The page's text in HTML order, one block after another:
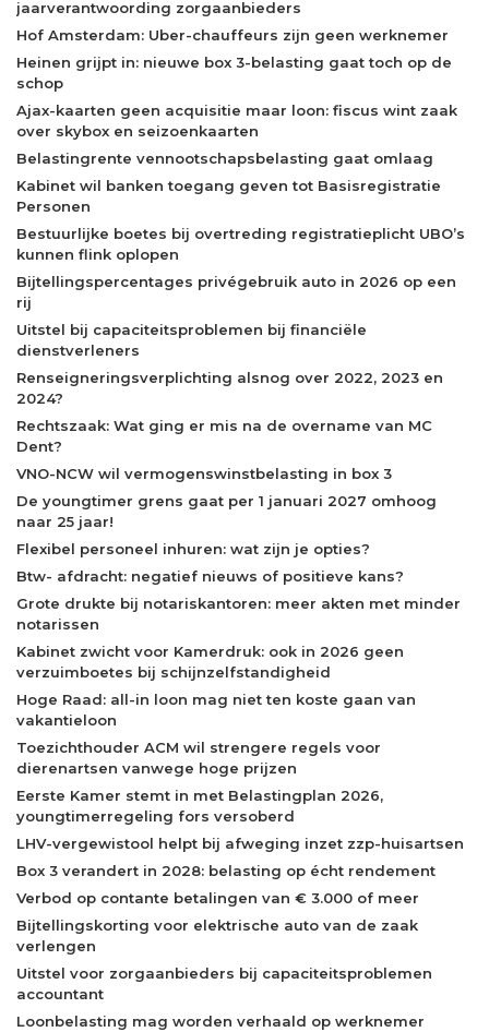
jaarverantwoording zorgaanbieders
Hof Amsterdam: Uber-chauffeurs zijn geen werknemer
Heinen grijpt in: nieuwe box 3-belasting gaat toch op de
schop
Ajax-kaarten geen acquisitie maar loon: fiscus wint zaak
over skybox en seizoenkaarten
Belastingrente vennootschapsbelasting gaat omlaag
Kabinet wil banken toegang geven tot Basisregistratie
Personen
Bestuurlijke boetes bij overtreding registratieplicht UBO’s
kunnen flink oplopen
Bijtellingspercentages privégebruik auto in 2026 op een
rij
Uitstel bij capaciteitsproblemen bij financiële
dienstverleners
Renseigneringsverplichting alsnog over 2022, 2023 en
2024?
Rechtszaak: Wat ging er mis na de overname van MC
Dent?
VNO-NCW wil vermogenswinstbelasting in box 3
De youngtimer grens gaat per 1 januari 2027 omhoog
naar 25 jaar!
Flexibel personeel inhuren: wat zijn je opties?
Btw- afdracht: negatief nieuws of positieve kans?
Grote drukte bij notariskantoren: meer akten met minder
notarissen
Kabinet zwicht voor Kamerdruk: ook in 2026 geen
verzuimboetes bij schijnzelfstandigheid
Hoge Raad: all-in loon mag niet ten koste gaan van
vakantieloon
Toezichthouder ACM wil strengere regels voor
dierenartsen vanwege hoge prijzen
Eerste Kamer stemt in met Belastingplan 2026,
youngtimerregeling fors versoberd
LHV-vergewistool helpt bij afweging inzet zzp-huisartsen
Box 3 verandert in 2028: belasting op écht rendement
Verbod op contante betalingen van € 3.000 of meer
Bijtellingskorting voor elektrische auto van de zaak
verlengen
Uitstel voor zorgaanbieders bij capaciteitsproblemen
accountant
Loonbelasting mag worden verhaald op werknemer